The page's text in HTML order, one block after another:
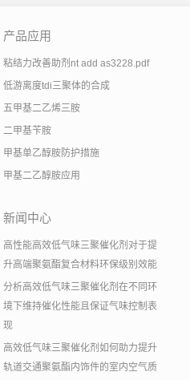
产品应用
粘结力改善助剂nt add as3228.pdf
低游离度tdi三聚体的合成
五甲基二乙烯三胺
二甲基苄胺
甲基单乙醇胺防护措施
甲基二乙醇胺应用
新闻中心
高性能高效低气味三聚催化剂对于提
升高端聚氨酯复合材料环保级别效能
分析高效低气味三聚催化剂在不同环
境下维持催化性能且保证气味控制表
现
高效低气味三聚催化剂如何助力提升
轨道交通聚氨酯内饰件的室内空气质